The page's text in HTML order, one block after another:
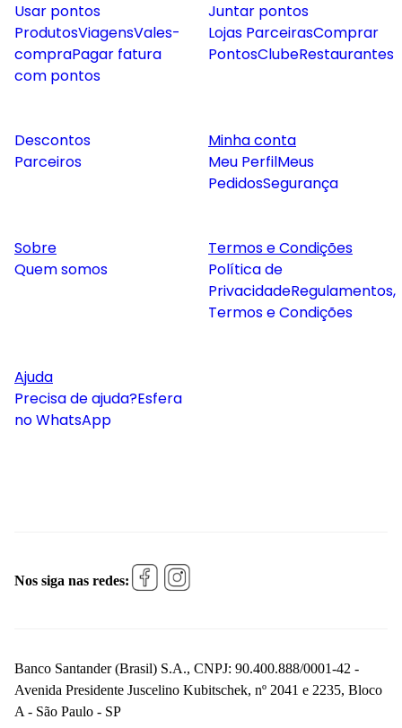
Usar pontos
ProdutosViagensVales-
compraPagar fatura
com pontos
Juntar pontos
Lojas ParceirasComprar
PontosClubeRestaurantes
Descontos
Parceiros
Minha conta
Meu PerfilMeus
PedidosSegurança
Sobre
Quem somos
Termos e Condições
Política de
PrivacidadeRegulamentos,
Termos e Condições
Ajuda
Precisa de ajuda?Esfera
no WhatsApp
Nos siga nas redes:
Banco Santander (Brasil) S.A., CNPJ: 90.400.888/0001-42 -
Avenida Presidente Juscelino Kubitschek, nº 2041 e 2235, Bloco
A - São Paulo - SP